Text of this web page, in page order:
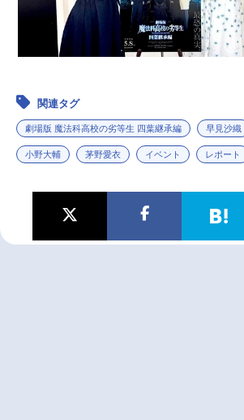
関連タグ
劇場版 魔法科高校の劣等生 四葉継承編 早見沙織
小野大輔 茅野愛衣 イベント レポート